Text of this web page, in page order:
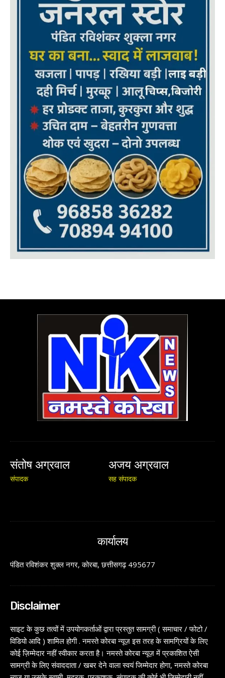
संतोष अग्रवाल
संपादक
अजय अग्रवाल
सह संपादक
कार्यालय
पंडित रविशंकर शुक्ल नगर, कोरबा, छत्तीसगढ़ 495677
Disclaimer
साइट के कुछ तत्वों में उपयोगकर्ताओं द्वारा प्रस्तुत सामग्री ( समाचार / फोटो /
विडियो आदि ) शामिल होगी . नमस्ते कोरबा न्यूज़ इस तरह के सामग्रियों के लिए
कोई ज़िम्मेदार नहीं स्वीकार करता है। नमस्ते कोरबा न्यूज़ में प्रकाशित ऐसी
सामग्री के लिए संवाददाता / खबर देने वाला स्वयं जिम्मेदार होगा, नमस्ते कोरबा